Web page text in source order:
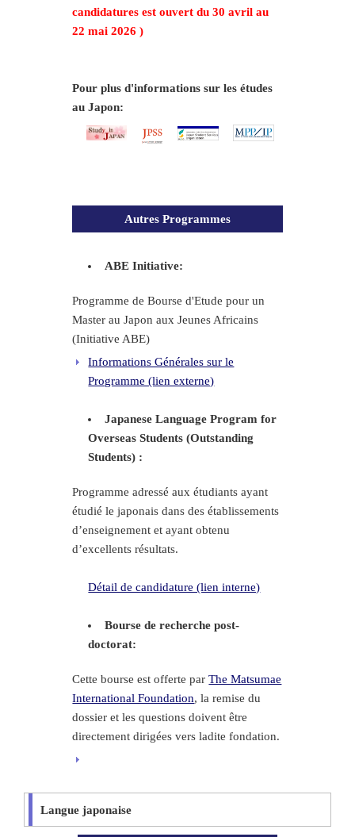
candidatures est ouvert du 30 avril au
22 mai 2026 )
Pour plus d'informations sur les études
au Japon:
Autres Programmes
ABE Initiative:
Programme de Bourse d'Etude pour un
Master au Japon aux Jeunes Africains
(Initiative ABE)
Informations Générales sur le
Programme (lien externe)
Japanese Language Program for
Overseas Students (Outstanding
Students) :
Programme adressé aux étudiants ayant
étudié le japonais dans des établissements
d’enseignement et ayant obtenu
d’excellents résultats.
Détail de candidature (lien interne)
Bourse de recherche post-
doctorat:
Cette bourse est offerte parThe Matsumae
International Foundation, la remise du
dossier et les questions doivent être
directement dirigées vers ladite fondation.
Langue japonaise